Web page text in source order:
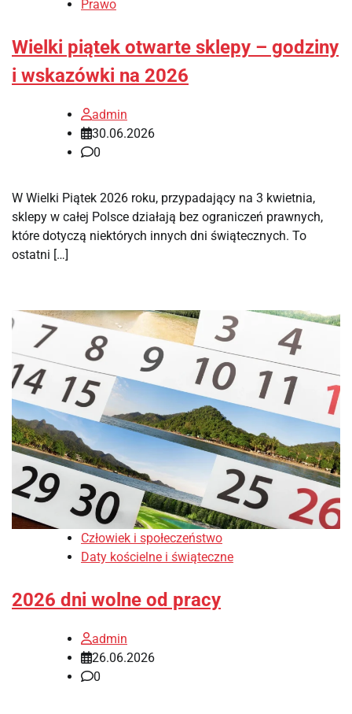
Prawo
Wielki piątek otwarte sklepy – godziny
i wskazówki na 2026
admin
30.06.2026
0
W Wielki Piątek 2026 roku, przypadający na 3 kwietnia,
sklepy w całej Polsce działają bez ograniczeń prawnych,
które dotyczą niektórych innych dni świątecznych. To
ostatni […]
Człowiek i społeczeństwo
Daty kościelne i świąteczne
2026 dni wolne od pracy
admin
26.06.2026
0